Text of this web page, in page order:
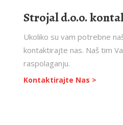
Strojal d.o.o.
Ukoliko su vam potrebne
kontaktirajte nas. Naš tim
raspolaganju.
Kontaktirajte Nas >